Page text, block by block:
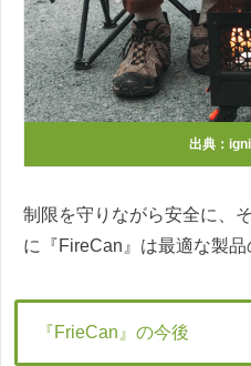
出典：
制限を守りながら安全に、
に『FireCan』は最適な製品
『FrieCan』の今後